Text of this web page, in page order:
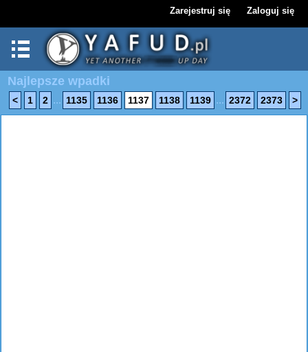
Zarejestruj się Zaloguj się
Najlepsze wpadki
< 1 2 ... 1135 1136 1137 1138 1139 ... 2372 2373 >